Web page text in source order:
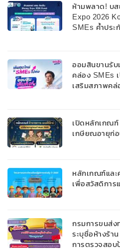
ห้ามพลาด! บ
Expo 2026
SMEs ค้ำปร
ออมสินขานรับ
คล่อง SMEs
เสริมสภาพคล่
ลบ.สนับสนุน
เปิดหลักเกณฑ์
เกษียณอายุก่
หลักเกณฑ์แล
เพื่อสวัสดิการ
กรมการขนส่ง
ระบุชื่อห้างร้า
การตรวจสอ